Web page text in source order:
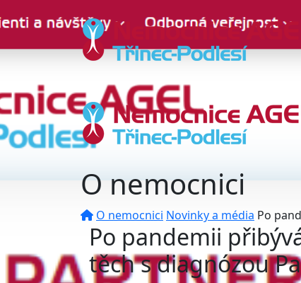
O nemocnici
O nemocnici Novinky a média Po
Po pandemii
těch s diagnózou